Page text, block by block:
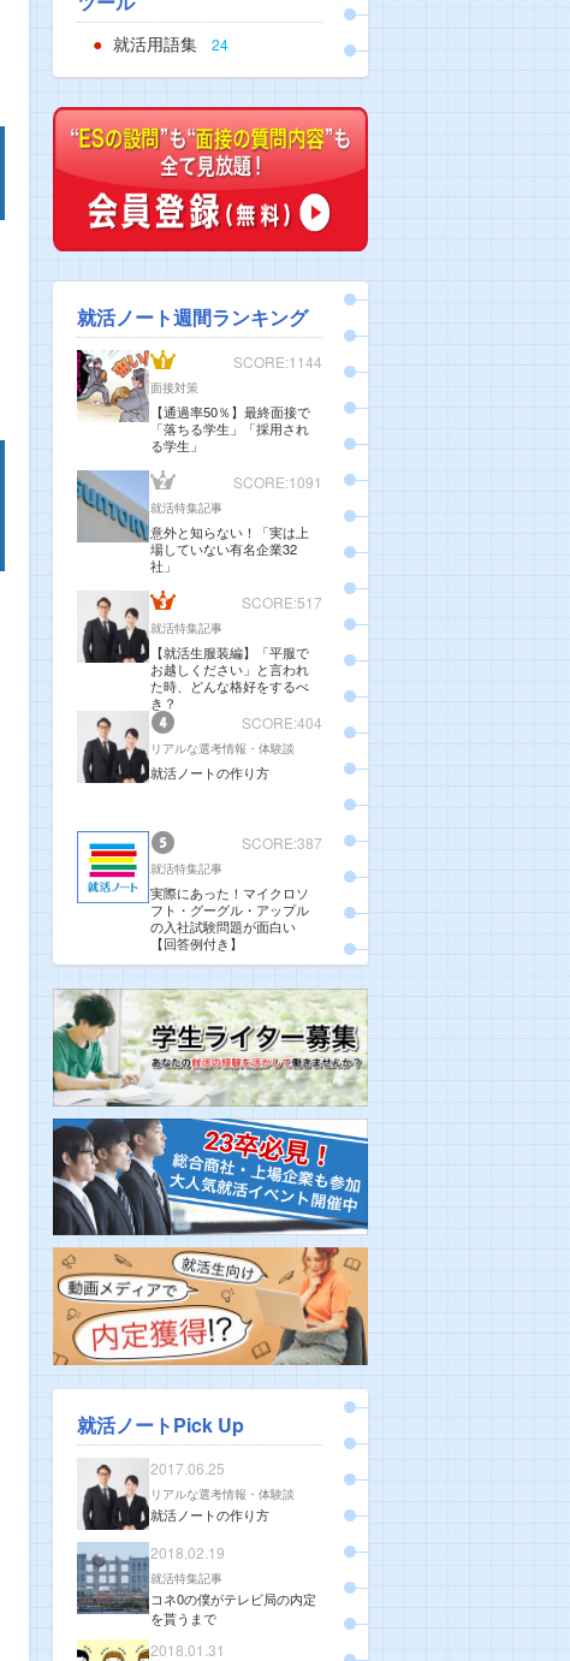
就活用語集 24
就活ノート週間ランキング
SCORE:1144
面接対策
【通過率50％】最終面接で
「落ちる学生」「採用され
る学生」
SCORE:1091
就活特集記事
意外と知らない！「実は上
場していない有名企業32
社」
SCORE:517
就活特集記事
【就活生服装編】「平服で
お越しください」と言われ
た時、どんな格好をするべ
き？
SCORE:404
リアルな選考情報・体験談
就活ノートの作り方
SCORE:387
就活特集記事
実際にあった！マイクロソ
フト・グーグル・アップル
の入社試験問題が面白い
【回答例付き】
就活ノートPick Up
2017.06.25
リアルな選考情報・体験談
就活ノートの作り方
2018.02.19
就活特集記事
コネ0の僕がテレビ局の内定
を貰うまで
2018.01.31